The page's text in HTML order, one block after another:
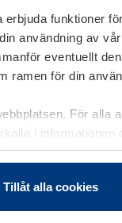
erbjuda funktioner för
användning av vår
eventuellt
ramen för din
För alla
i informationen
Tillåt alla cookies